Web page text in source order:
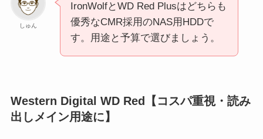
しゅん
IronWolfとWD Red Plusはどちらも
優秀なCMR採用のNAS用HDDで
す。用途と予算で選びましょう。
Western Digital WD Red【コスパ重視・読み
出しメイン用途に】